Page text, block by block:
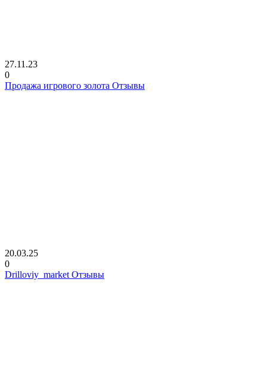
27.11.23
0
Продажа игрового золота Отзывы
20.03.25
0
Drilloviy_market Отзывы